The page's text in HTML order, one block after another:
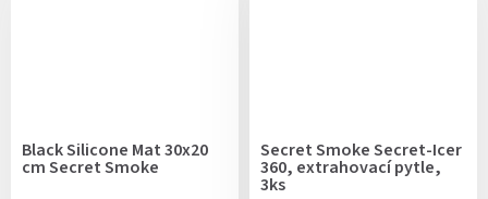
Black Silicone Mat 30x20
cm Secret Smoke
Secret Smoke Secret-Icer
360, extrahovací pytle,
3ks